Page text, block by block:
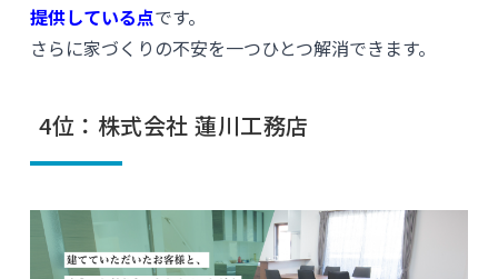
提供している点です。
さらに家づくりの不安を一つひとつ解消できます。
4位：株式会社 蓮川工務店